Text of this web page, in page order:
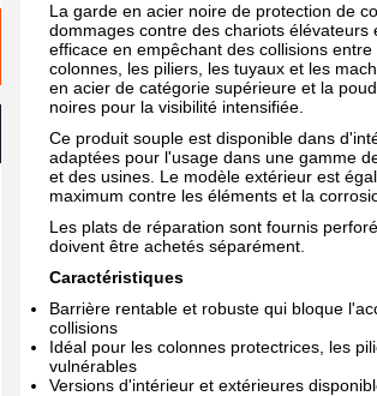
La garde en acier noire de protection de
dommages contre des chariots
efficace en empêchant des collisions
colonnes, les piliers, les tuyaux et les
en acier de catégorie supérieure et la
noires pour la visibilité intensifiée.
Ce produit souple est disponible dans
adaptées pour l'usage dans une gamme
et des usines. Le modèle extérieur est
maximum contre les éléments et la
Les plats de réparation sont fournis
doivent être achetés séparément.
Caractéristiques
Barrière rentable et robuste qui bloque
collisions
Idéal pour les colonnes protectrices, les
vulnérables
Versions d'intérieur et extérieures